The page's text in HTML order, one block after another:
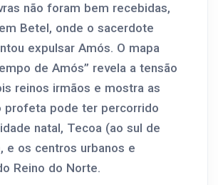
não foram bem recebidas,
Betel, onde o sacerdote
expulsar Amós. O mapa
de Amós” revela a tensão
reinos irmãos e mostra as
profeta pode ter percorrido
natal, Tecoa (ao sul de
e os centros urbanos e
Reino do Norte.